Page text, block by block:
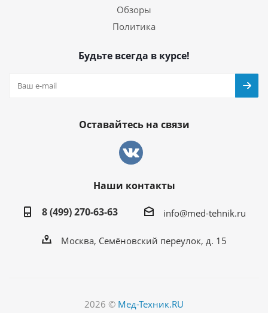
Обзоры
Политика
Будьте всегда в курсе!
Оставайтесь на связи
Наши контакты
8 (499) 270-63-63
info@med-tehnik.ru
Москва, Семёновский переулок, д. 15
2026 © Мед-Техник.RU